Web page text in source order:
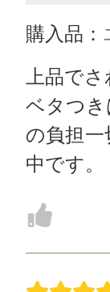
購入品：
上品で
ベタつ
の負担
中です。